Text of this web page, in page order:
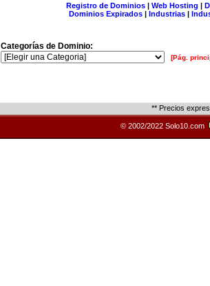
Registro de Dominios| Web Hosting |
Dominios Expirados | Industrias |
Categorías de Dominio:
[Pág.
** Precios
© 2002/2022 Solo10.com